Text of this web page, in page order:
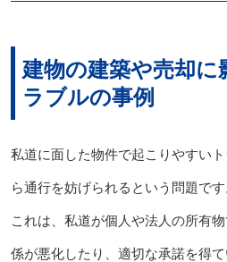
建物の建築や売却に
ラブルの事例
私道に面した物件で起こりやすい
ら通行を妨げられるという問題です
これは、私道が個人や法人の所有
係が悪化したり、適切な承諾を得